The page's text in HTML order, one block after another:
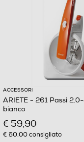
ACCESSORI
ARIETE - 261 Passì
bianco
€ 59,90
€ 60,00consigliato